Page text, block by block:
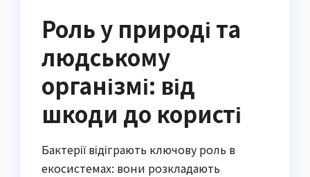
Роль у природі та
людському
організмі: від
шкоди до користі
Бактерії відіграють ключову роль в
екосистемах: вони розкладають